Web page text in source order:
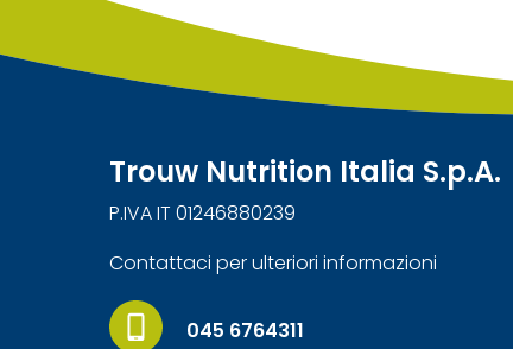
Trouw Nutrition Italia S.p.A.
P.IVA IT 01246880239
Contattaci per ulteriori informazioni
045 6764311